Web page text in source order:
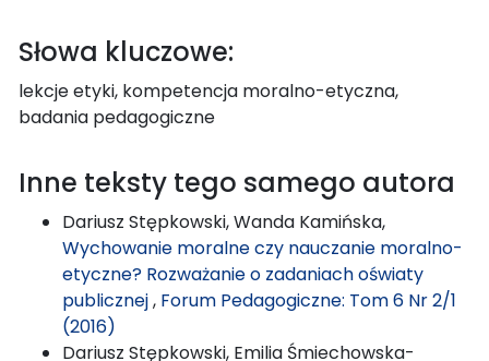
Słowa kluczowe:
lekcje etyki, kompetencja moralno-etyczna,
badania pedagogiczne
Inne teksty tego samego autora
Dariusz Stępkowski, Wanda Kamińska,
Wychowanie moralne czy nauczanie moralno-
etyczne? Rozważanie o zadaniach oświaty
publicznej, Forum Pedagogiczne: Tom 6 Nr 2/1
(2016)
Dariusz Stępkowski, Emilia Śmiechowska-